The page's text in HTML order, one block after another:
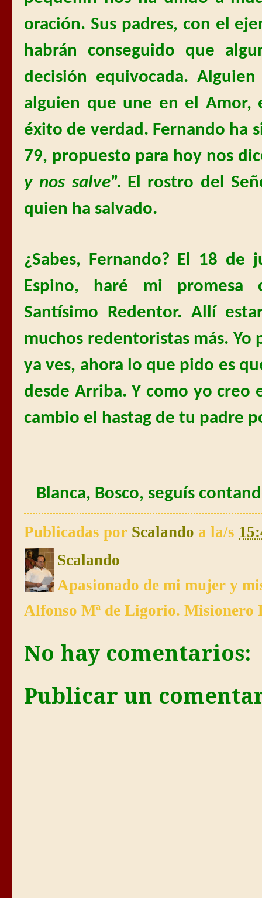
oración. Sus padres, con el
habrán conseguido que
decisión equivocada.
alguien que une en el Amor,
éxito de verdad. Fernando ha
79, propuesto para hoy nos
y nos salve”. El rostro del
quien ha salvado.
¿Sabes, Fernando? El 18
Espino, haré mi promesa
Santísimo Redentor. Allí
muchos redentoristas más.
ya ves, ahora lo que pido es
desde Arriba. Y como yo creo
cambio el hastag de tu padre
Blanca, Bosco, seguís
Publicadas por Scalando a la/s
Scalando
Apasionado de mi mujer y
Alfonso Mª de Ligorio. Misionero
No hay comentarios:
Publicar un